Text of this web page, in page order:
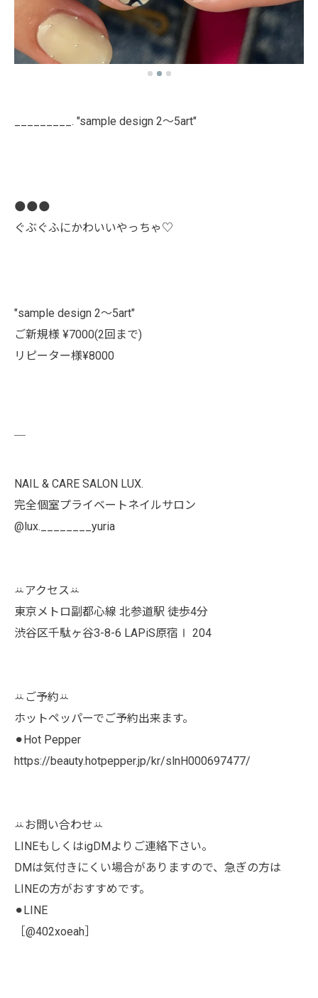
_________. "sample design 2〜5art"
🌑🌑🌑
ぐぶぐふにかわいいやっちゃ♡
"sample design 2〜5art"
ご新規様 ¥7000(2回まで)
リピーター様¥8000
NAIL & CARE SALON LUX.
完全個室プライベートネイルサロン
@lux.________yuria
ꕁアクセスꕁ
東京メトロ副都心線 北参道駅 徒歩4分
渋谷区千駄ヶ谷3-8-6 LAPiS原宿Ⅰ 204
ꕁご予約ꕁ
ホットペッパーでご予約出来ます。
⚫︎Hot Pepper
https://beauty.hotpepper.jp/kr/slnH000697477/
ꕁお問い合わせꕁ
LINEもしくはigDMよりご連絡下さい。
DMは気付きにくい場合がありますので、急ぎの方は
LINEの方がおすすめです。
⚫︎LINE
［@402xoeah］